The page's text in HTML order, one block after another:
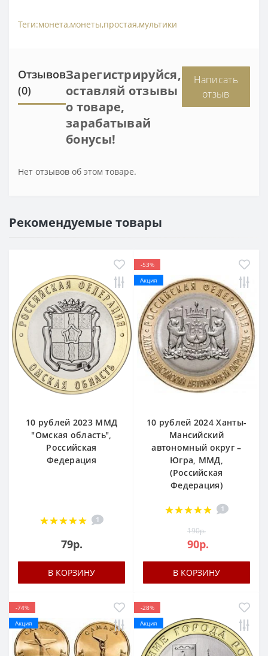
Теги:монета,монеты,простая,мультики
Отзывов
(0)
Зарегистрируйся,
оставляй отзывы
о товаре,
зарабатывай
бонусы!
Написать
отзыв
Нет отзывов об этом товаре.
Рекомендуемые товары
10 рублей 2023 ММД
"Омская область",
Российская
Федерация
1
79р.
В КОРЗИНУ
-53%
Акция
10 рублей 2024 Ханты-
Мансийский
автономный округ –
Югра, ММД,
(Российская
Федерация)
1
190р.
90р.
В КОРЗИНУ
-74%
Акция
-28%
Акция